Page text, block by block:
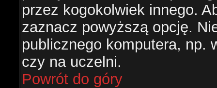
przez kogokolwiek innego.
zaznacz powyższą opcję.
publicznego komputera, np.
czy na uczelni.
Powrót do góry